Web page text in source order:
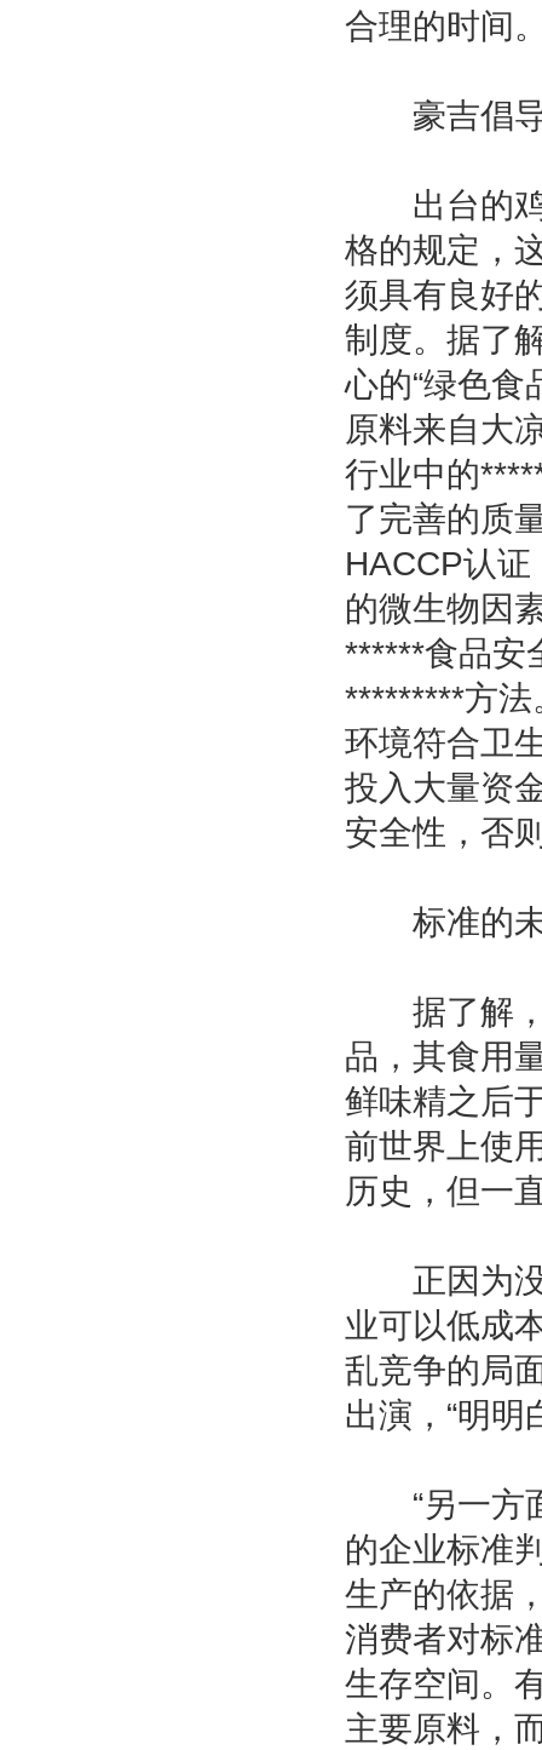
合理的时间
豪吉倡导
出台的鸡
格的规定，
须具有良好
制度。据了
心的“绿色食
原料来自大
行业中的
了完善的质
HACCP认
的微生物因
******食品安
*********方
环境符合卫
投入大量资
安全性，否
标准的未
据了解，
品，其食用
鲜味精之后
前世界上使
历史，但一
正因为没
业可以低成
乱竞争的局
出演，“明明
“另一方面
的企业标准
生产的依据
消费者对标
生存空间。
主要原料，